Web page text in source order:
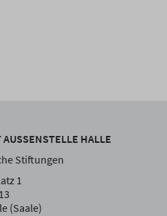
HALLE
Stiftungen
1
(Saale)